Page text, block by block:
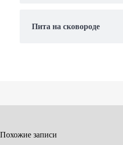
Пита на сковороде
Похожие записи